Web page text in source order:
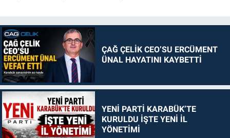
ÇAĞ ÇELİK CEO’SU ERCÜMENT
ÜNAL HAYATINI KAYBETTİ
YENİ PARTİ KARABÜK’TE
KURULDU İŞTE YENİ İL
YÖNETİMİ